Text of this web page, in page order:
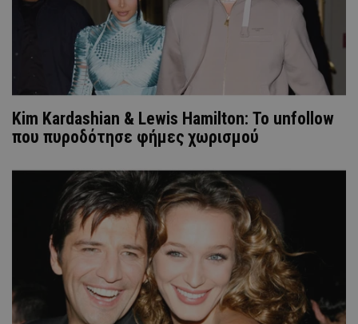
Kim Kardashian & Lewis Hamilton: Το unfollow
που πυροδότησε φήμες χωρισμού